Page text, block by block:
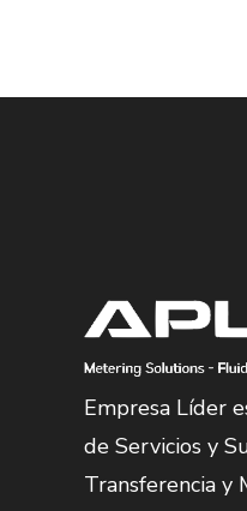
Empresa Líder
de Servicios y
Transferencia y